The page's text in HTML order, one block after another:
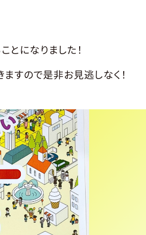
になりました！
すので是非お見逃しなく！